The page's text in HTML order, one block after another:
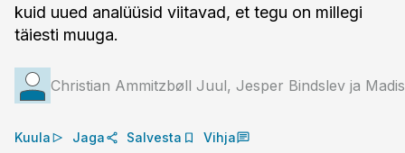
kuid uued analüüsid viitavad, et tegu on millegi
täiesti muuga.
Christian Ammitzbøll Juul, Jesper Bindslev ja
Kuula Jaga Salvesta Vihja